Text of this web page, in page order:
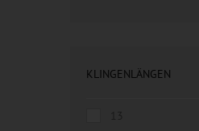
KLINGENLÄNGEN